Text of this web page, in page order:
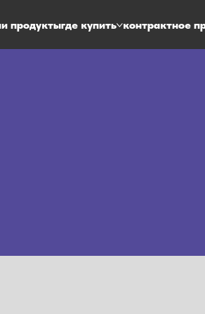
продуктыгде купить контрактное